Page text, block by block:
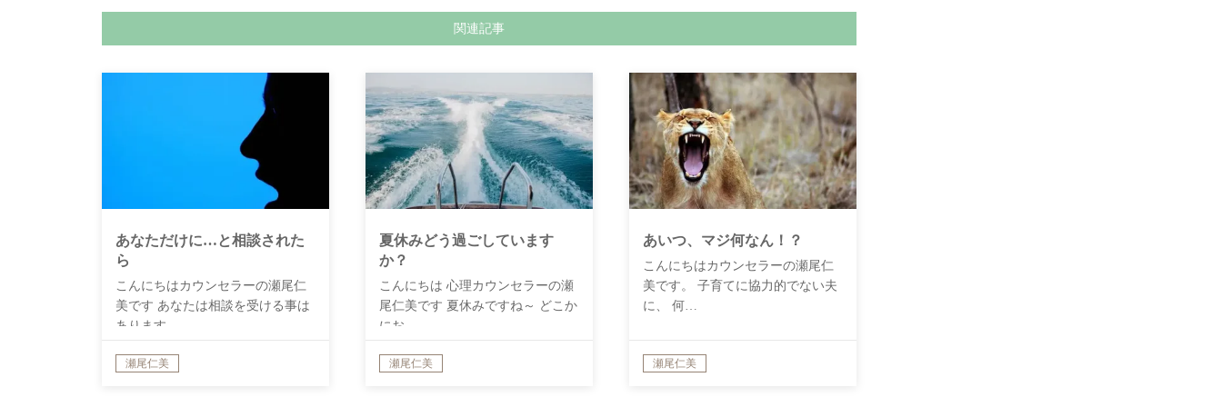
関連記事
あなただけに…と相談された
ら
こんにちはカウンセラーの瀬尾仁
美です あなたは相談を受ける事は
あります…
瀬尾仁美
夏休みどう過ごしています
か？
こんにちは 心理カウンセラーの瀬
尾仁美です 夏休みですね～ どこか
にお…
瀬尾仁美
あいつ、マジ何なん！？
こんにちはカウンセラーの瀬尾仁
美です。 子育てに協力的でない夫
に、 何…
瀬尾仁美